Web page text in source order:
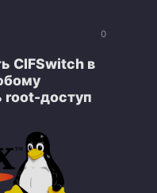
0
CIFSwitch в
root-доступ